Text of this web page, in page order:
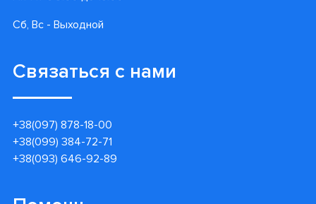
Сб, Вс - Выходной
Связаться с нами
+38(097) 878-18-00
+38(099) 384-72-71
+38(093) 646-92-89